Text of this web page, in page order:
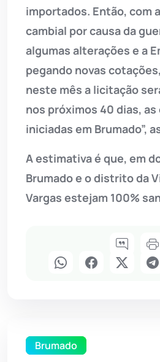
importados. Então, com
cambial por causa da
algumas alterações e a
pegando novas
neste mês a licitação
nos próximos 40 dias,
iniciadas em Brumado”,
A estimativa é que, em
Brumado e o distrito da
Vargas estejam 100%
Brumado